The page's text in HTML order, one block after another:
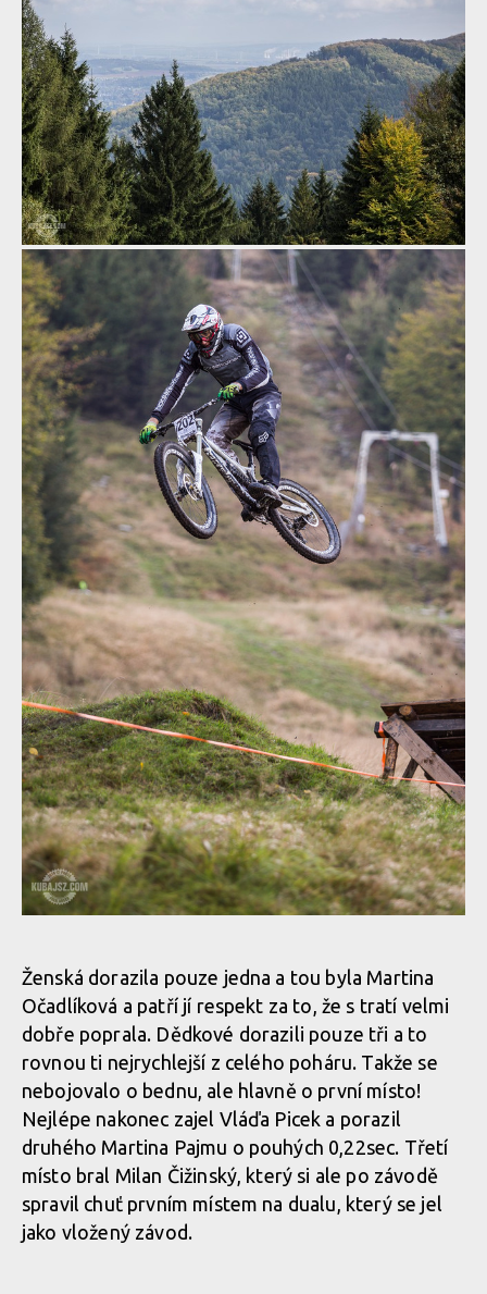
Ženská dorazila pouze jedna a tou byla Martina
Očadlíková a patří jí respekt za to, že s tratí velmi
dobře poprala. Dědkové dorazili pouze tři a to
rovnou ti nejrychlejší z celého poháru. Takže se
nebojovalo o bednu, ale hlavně o první místo!
Nejlépe nakonec zajel Vláďa Picek a porazil
druhého Martina Pajmu o pouhých 0,22sec. Třetí
místo bral Milan Čižinský, který si ale po závodě
spravil chuť prvním místem na dualu, který se jel
jako vložený závod.